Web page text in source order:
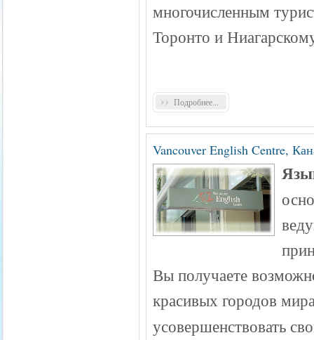
многочисленным
Торонто и
Подробнее...
Vancouver English Centre,
Вы получаете
красивых городов
усовершенствовать